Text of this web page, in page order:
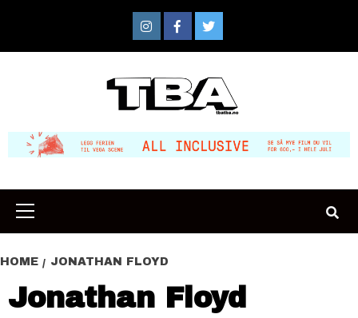
content
InstagramFacebook
Twitter
Primary
Menu
HOME JONATHAN FLOYD
Jonathan Floyd